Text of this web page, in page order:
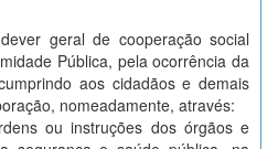
geral de cooperação social
Pública, pela ocorrência da
aos cidadãos e demais
nomeadamente, através:
ou instruções dos órgãos e